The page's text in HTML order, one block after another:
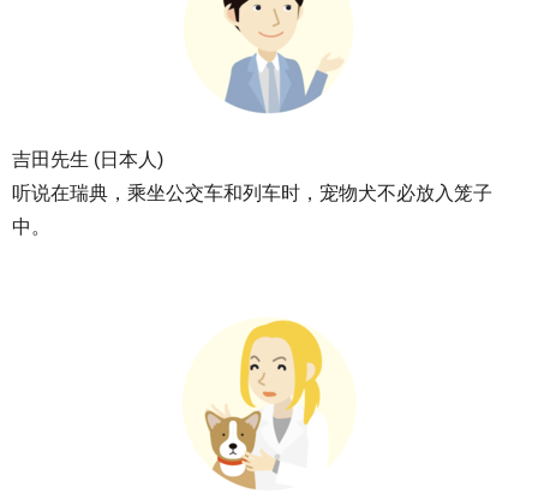
吉田先生 (日本人)
听说在瑞典，乘坐公交车和列车时，宠物犬不必放入笼子
中。